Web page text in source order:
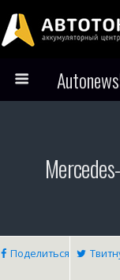
Поделиться